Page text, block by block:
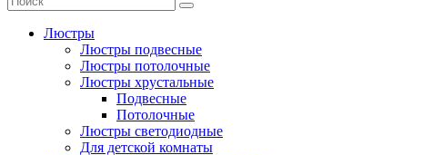
Люстры
Люстры подвесные
Люстры потолочные
Люстры хрустальные
Подвесные
Потолочные
Люстры светодиодные
Для детской комнаты